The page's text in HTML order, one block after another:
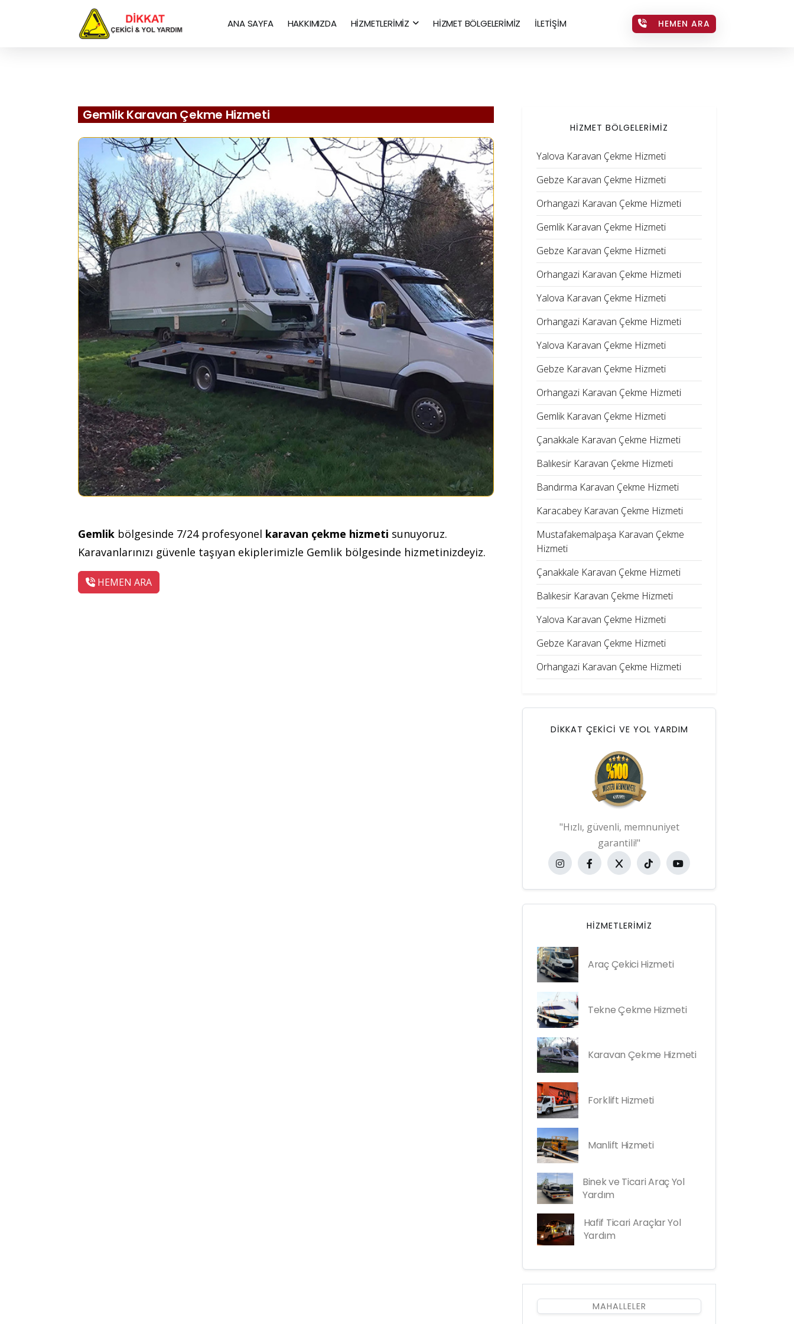
ANA SAYFA HAKKIMIZDA HİZMETLERİMİZ HİZMET BÖLGELERİMİZ İLETİŞİM HEMEN ARA
Gemlik Karavan Çekme Hizmeti
Gemlik bölgesinde 7/24 profesyonel karavan çekme hizmeti sunuyoruz.
Karavanlarınızı güvenle taşıyan ekiplerimizle Gemlik bölgesinde hizmetinizdeyiz.
HEMEN ARA
HİZMET BÖLGELERİMİZ
Yalova Karavan Çekme Hizmeti
Gebze Karavan Çekme Hizmeti
Orhangazi Karavan Çekme Hizmeti
Gemlik Karavan Çekme Hizmeti
Gebze Karavan Çekme Hizmeti
Orhangazi Karavan Çekme Hizmeti
Yalova Karavan Çekme Hizmeti
Orhangazi Karavan Çekme Hizmeti
Yalova Karavan Çekme Hizmeti
Gebze Karavan Çekme Hizmeti
Orhangazi Karavan Çekme Hizmeti
Gemlik Karavan Çekme Hizmeti
Çanakkale Karavan Çekme Hizmeti
Balıkesir Karavan Çekme Hizmeti
Bandırma Karavan Çekme Hizmeti
Karacabey Karavan Çekme Hizmeti
Mustafakemalpaşa Karavan Çekme
Hizmeti
Çanakkale Karavan Çekme Hizmeti
Balıkesir Karavan Çekme Hizmeti
Yalova Karavan Çekme Hizmeti
Gebze Karavan Çekme Hizmeti
Orhangazi Karavan Çekme Hizmeti
DİKKAT ÇEKİCİ VE YOL YARDIM
"Hızlı, güvenli, memnuniyet
garantili!"
HIZMETLERIMIZ
Araç Çekici Hizmeti
Tekne Çekme Hizmeti
Karavan Çekme Hizmeti
Forklift Hizmeti
Manlift Hizmeti
Binek ve Ticari Araç Yol
Yardım
Hafif Ticari Araçlar Yol
Yardım
MAHALLELER